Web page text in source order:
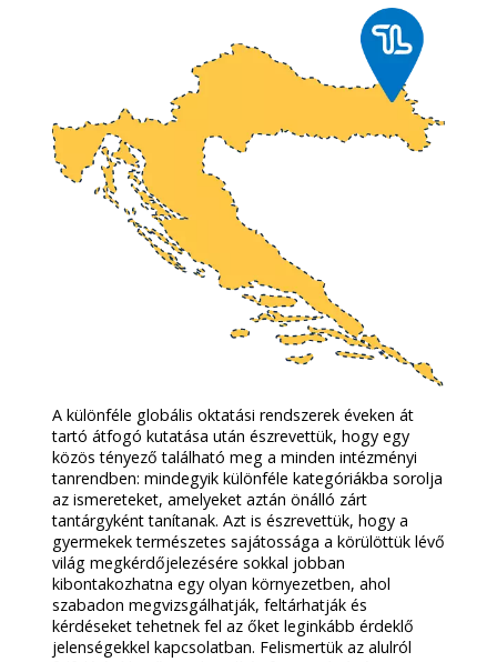
A különféle globális oktatási rendszerek éveken át
tartó átfogó kutatása után észrevettük, hogy egy
közös tényező található meg a minden intézményi
tanrendben: mindegyik különféle kategóriákba sorolja
az ismereteket, amelyeket aztán önálló zárt
tantárgyként tanítanak. Azt is észrevettük, hogy a
gyermekek természetes sajátossága a körülöttük lévő
világ megkérdőjelezésére sokkal jobban
kibontakozhatna egy olyan környezetben, ahol
szabadon megvizsgálhatják, feltárhatják és
kérdéseket tehetnek fel az őket leginkább érdeklő
jelenségekkel kapcsolatban. Felismertük az alulról